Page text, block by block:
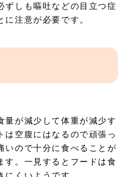
ずしも嘔吐などの目立つ症
注意が必要です。
量が減少して体重が減少す
は空腹にはなるので頑張っ
いので十分に食べることが
す。一見するとフードは食
くいようです。